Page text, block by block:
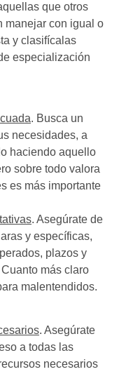
que otros
manejar con igual o
y clasifícalas
especialización
. Busca un
necesidades, a
haciendo aquello
sobre todo valora
es más importante
. Asegúrate de
y específicas,
plazos y
más claro
malentendidos.
. Asegúrate
a todas las
necesarios